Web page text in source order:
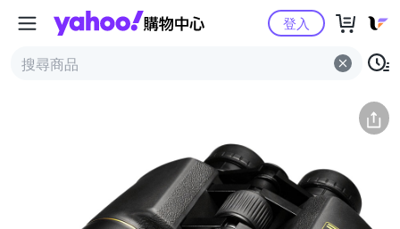
Yahoo購物中心
登入
簡介 評價 (0) 猜你喜歡